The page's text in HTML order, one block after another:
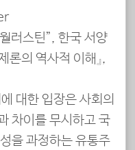
러스틴”, 한국 서양
론의 역사적 이해』,
대한 입장은 사회의
차이를 무시하고 국
을 과정하는 유통주